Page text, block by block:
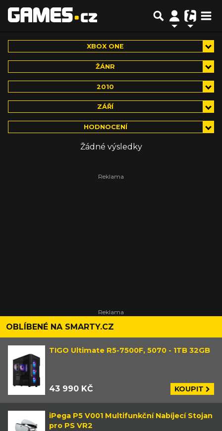
XBOX ONE
ŽÁNR
2010
ZÁŘÍ
HODNOCENÍ
Žádné výsledky
OBLÍBENÉ NA SMARTY.CZ
TIGO Ultimate R5-7500F, 5070 - 1TB 32GB
43 990 KČ KOUPIT
iPega P5 V001 Multifunkční Nabíjecí Stojan
pro PS VR2